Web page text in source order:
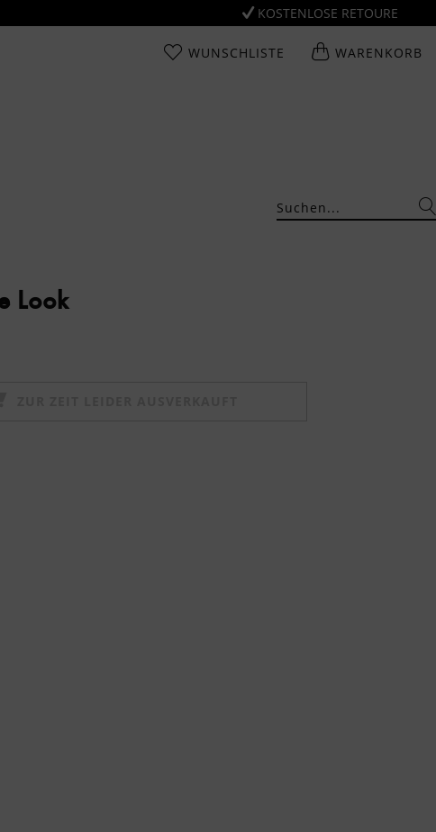
KOSTENLOSE RETOURE
WUNSCHLISTE WARENKORB
Look